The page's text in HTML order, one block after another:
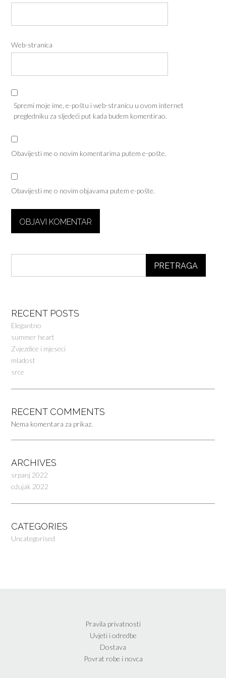
Web-stranica
Spremi moje ime, e-poštu i web-stranicu u ovom internet
pregledniku za sljedeći put kada budem komentirao.
Obavijesti me o novim komentarima putem e-pošte.
Obavijesti me o novim objavama putem e-pošte.
PRETRAGA
RECENT POSTS
Elegantno
summer heart
Zvjezdice i mjeseci
mladost
srce
RECENT COMMENTS
Nema komentara za prikaz.
ARCHIVES
srpanj 2022
ožujak 2022
CATEGORIES
Uncategorised
Pravila privatnosti
Uvjeti i odredbe
Dostava
Povrat robe i novca